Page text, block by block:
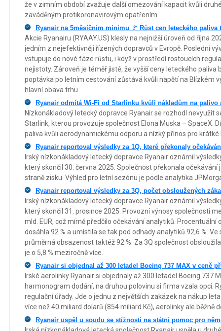
že v zimním období zvažuje další omezování kapacit kvůli
zaváděným protikoronavirovým opatřením.
Ryanair na 5měsíčním minimu 🚩 Růst cen leteckého paliva
Akcie Ryanairu (RYAAY.US) klesly na nejnižší úroveň od října
jedním z nejefektivněji řízených dopravců v Evropě. Poslední
vstupuje do nové fáze růstu, i když v prostředí rostoucích
nejistoty. Zároveň je téměř jisté, že vyšší ceny leteckého
poptávka po letním cestování zůstává kvůli napětí na Blízkém
hlavní obava trhu.
Ryanair odmítá Wi-Fi od Starlinku kvůli nákladům na palivo
Nízkonákladový letecký dopravce Ryanair se rozhodl nevyužít
Starlink, kterou provozuje společnost Elona Muska – SpaceX.
paliva kvůli aerodynamickému odporu a nízký přínos pro krátké
Ryanair reportoval výsledky za 1Q, které překonaly
Irský nízkonákladový letecký dopravce Ryanair oznámil
který skončil 30. června 2025. Společnost překonala očekávání
straně zisku. Výhled pro letní sezónu je podle analytika
Ryanair reportoval výsledky za 3Q, počet obsloužených
Irský nízkonákladový letecký dopravce Ryanair oznámil
který skončil 31. prosince 2025. Provozní výnosy společnosti
mld. EUR, což mírně předčilo očekávání analytiků.
dosáhla 92 % a umístila se tak pod odhady analytiků 92,6 %.
průměrná obsazenost taktéž 92 %. Za 3Q společnost
je o 5,8 % meziročně více.
Ryanair si objednal až 300 letadel Boeing 737 MAX v ceně
Irské aerolinky Ryanair si objednaly až 300 letadel Boeing 737
harmonogram dodání, na druhou polovinu si firma vzala opci.
regulační úřady. Jde o jednu z největších zakázek na nákup
více než 40 miliard dolarů (854 miliard Kč), aerolinky ale běžně
Ryanair uspěl u soudu se stížností na státní pomoc pro